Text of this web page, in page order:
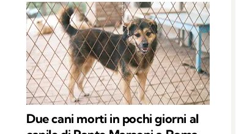
Due cani morti in pochi giorni al